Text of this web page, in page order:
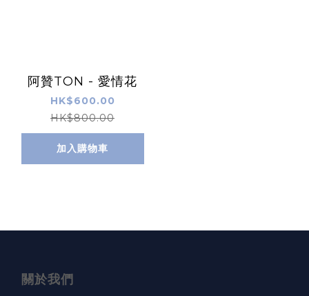
阿贊TON - 愛情花
HK$600.00
HK$800.00
加入購物車
關於我們